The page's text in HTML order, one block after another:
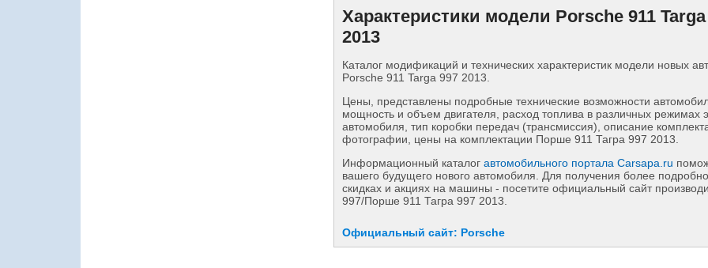
Характеристики модели Porsche 911
2013
Каталог модификаций и технических характеристик модели новых
Porsche 911 Targa 997 2013.
Цены, представлены подробные технические возможности
мощность и объем двигателя, расход топлива в различных режимах
автомобиля, тип коробки передач (трансмиссия), описание
фотографии, цены на комплектации Порше 911 Тагра 997 2013.
Информационный каталог автомобильного портала Carsapa.ru
вашего будущего нового автомобиля. Для получения более
скидках и акциях на машины - посетите официальный сайт
997/Порше 911 Тагра 997 2013.
Официальный сайт: Porsche